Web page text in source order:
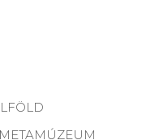
METAMÚZEUM